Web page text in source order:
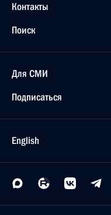
Контакты
Поиск
Для СМИ
Подписаться
English